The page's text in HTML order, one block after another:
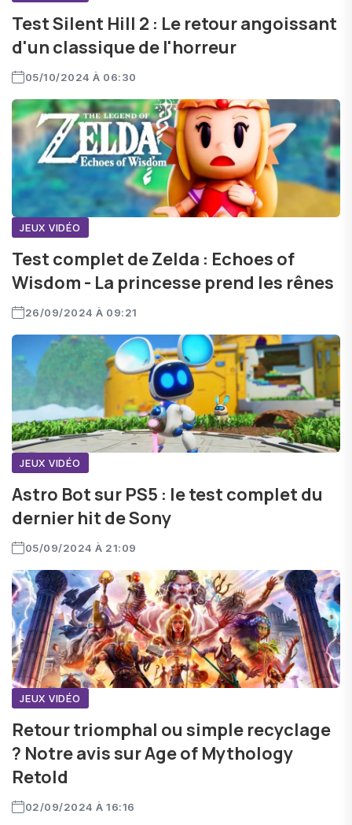
Test Silent Hill 2 : Le retour angoissant
d'un classique de l'horreur
05/10/2024 À 06:30
JEUX VIDÉO
Test complet de Zelda : Echoes of
Wisdom - La princesse prend les rênes
26/09/2024 À 09:21
JEUX VIDÉO
Astro Bot sur PS5 : le test complet du
dernier hit de Sony
05/09/2024 À 21:09
JEUX VIDÉO
Retour triomphal ou simple recyclage
? Notre avis sur Age of Mythology
Retold
02/09/2024 À 16:16